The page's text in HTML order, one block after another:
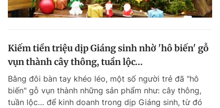
Kiếm tiền triệu dịp Giáng sinh nhờ 'hô biến' gỗ
vụn thành cây thông, tuần lộc…
Bằng đôi bàn tay khéo léo, một số người trẻ đã "hô
biến" gỗ vụn thành những sản phẩm như: cây thông,
tuần lộc… để kinh doanh trong dịp Giáng sinh, từ đó